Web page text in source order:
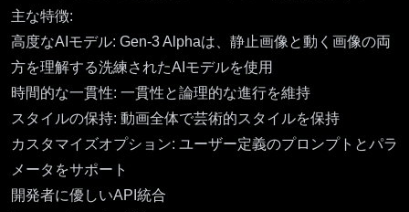
主な特徴:
高度なAIモデル: Gen-3 Alphaは、静止画像と動く画像の両
方を理解する洗練されたAIモデルを使用
時間的な一貫性: 一貫性と論理的な進行を維持
スタイルの保持: 動画全体で芸術的スタイルを保持
カスタマイズオプション: ユーザー定義のプロンプトとパラ
メータをサポート
開発者に優しいAPI統合